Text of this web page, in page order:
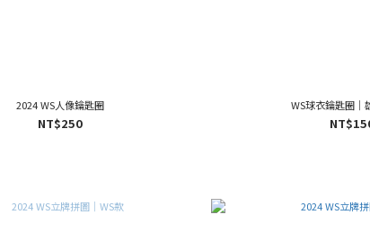
2024 WS人像鑰匙圈
NT$250
WS球衣鑰匙圈｜